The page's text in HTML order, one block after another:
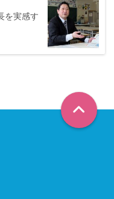
を実感す